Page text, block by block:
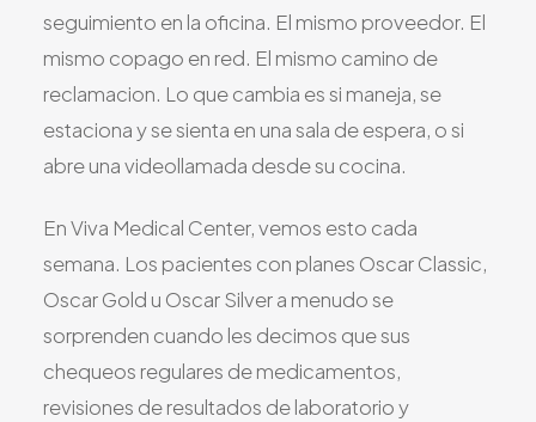
Ansiedad
Depresión
Trastorno Bipolar
Manejo de Medicamentos
Migraña
Vértigo y Mareo
Todas las Condiciones
seguimiento en la oficina. El mismo proveedor. El
mismo copago en red. El mismo camino de
reclamacion. Lo que cambia es si maneja, se
estaciona y se sienta en una sala de espera, o si
abre una videollamada desde su cocina.
En Viva Medical Center, vemos esto cada
semana. Los pacientes con planes Oscar Classic,
Oscar Gold u Oscar Silver a menudo se
sorprenden cuando les decimos que sus
chequeos regulares de medicamentos,
revisiones de resultados de laboratorio y